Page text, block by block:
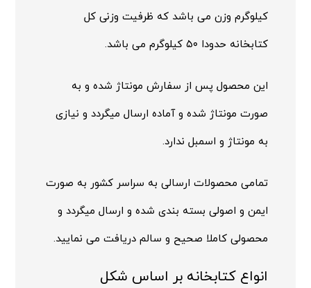
کیلوگرم وزن می باشد که ظرفیت وزنی کل
کتابخانه حدودا ۵۰ کیلوگرم می باشد.
این محصول پس از سفارش مونتاژ شده و به
صورت مونتاژ شده و آماده ارسال میگردد و نیازی
به مونتاژ و اسمبل ندارد.
تمامی محصولات ارسالی به سراسر کشور به صورت
ایمن و اصولی بسته بندی شده و ارسال میگردد و
محصولی کاملا صحیح و سالم دریافت می نمایید.
انواع کتابخانه بر اساس شکل